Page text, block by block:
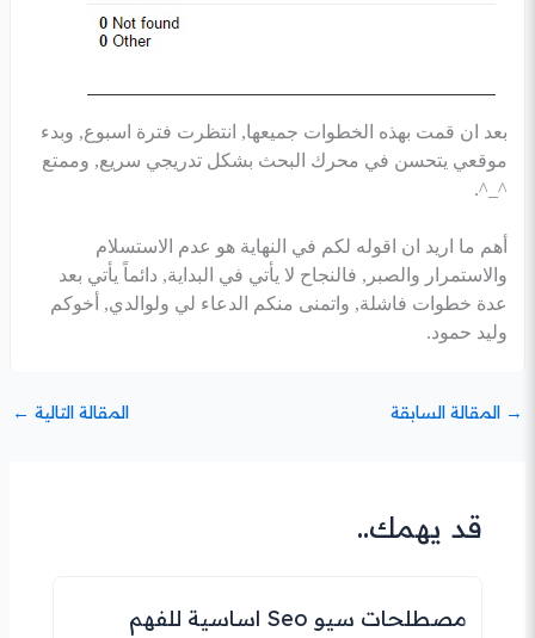
بعد ان قمت بهذه الخطوات جميعها, انتظرت فترة اسبوع, وبدء
موقعي يتحسن في محرك البحث بشكل تدريجي سريع, وممتع
^_^.
أهم ما اريد ان اقوله لكم في النهاية هو عدم الاستسلام
والاستمرار والصبر, فالنجاح لا يأتي في البداية, دائماً يأتي بعد
عدة خطوات فاشلة, واتمنى منكم الدعاء لي ولوالدي, أخوكم
وليد حمود.
→ المقالة السابقة المقالة التالية ←
قد يهمك..
مصطلحات سيو Seo اساسية للفهم